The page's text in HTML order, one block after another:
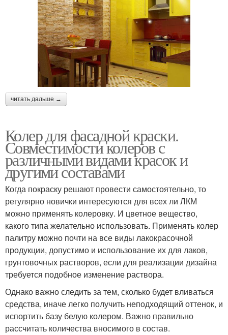
читать дальше →
Колер для фасадной краски.
Совместимости колеров с
различными видами красок и
другими составами
Когда покраску решают провести самостоятельно, то
регулярно новички интересуются для всех ли ЛКМ
можно применять колеровку. И цветное вещество,
какого типа желательно использовать. Применять колер
палитру можно почти на все виды лакокрасочной
продукции, допустимо и использование их для лаков,
грунтовочных растворов, если для реализации дизайна
требуется подобное изменение раствора.
Однако важно следить за тем, сколько будет вливаться
средства, иначе легко получить неподходящий оттенок, и
испортить базу белую колером. Важно правильно
рассчитать количества вносимого в состав.